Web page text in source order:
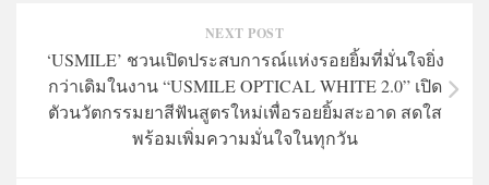
NEXT POST
‘USMILE’ ชวนเปิดประสบการณ์แห่งรอยยิ้มที่มั่นใจยิ่ง
กว่าเดิมในงาน “USMILE OPTICAL WHITE 2.0” เปิด
ตัวนวัตกรรมยาสีฟันสูตรใหม่เพื่อรอยยิ้มสะอาด สดใส
พร้อมเพิ่มความมั่นใจในทุกวัน